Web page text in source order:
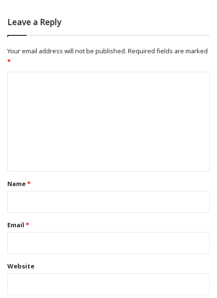
Leave a Reply
Your email address will not be published. Required fields are marked
*
*Name*
Email *
Website